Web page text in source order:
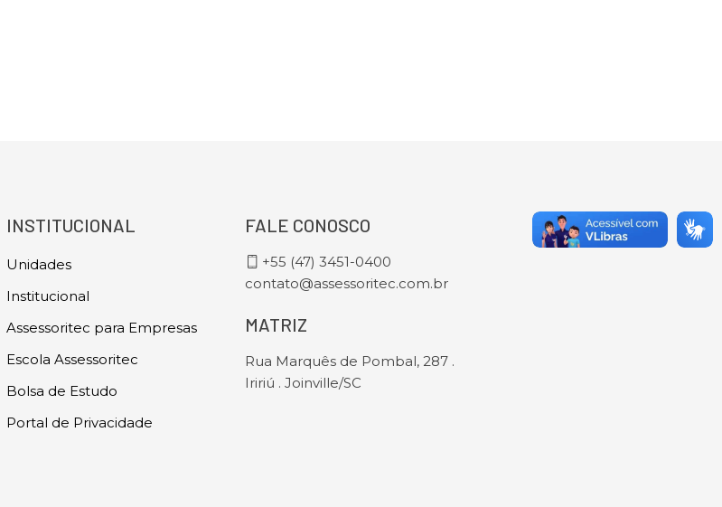
INSTITUCIONAL
Unidades
Institucional
Assessoritec para Empresas
Escola Assessoritec
Bolsa de Estudo
Portal de Privacidade
FALE CONOSCO
+55 (47) 3451-0400
contato@assessoritec.com.br
MATRIZ
Rua Marquês de Pombal, 287 .
Iririú . Joinville/SC